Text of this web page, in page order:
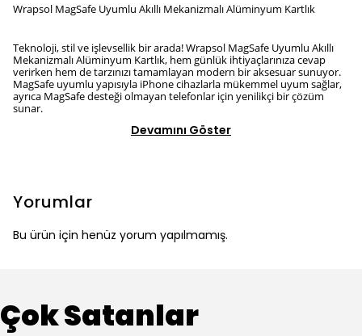
Wrapsol MagSafe Uyumlu Akıllı Mekanizmalı Alüminyum Kartlık
Teknoloji, stil ve işlevsellik bir arada! Wrapsol MagSafe Uyumlu Akıllı
Mekanizmalı Alüminyum Kartlık, hem günlük ihtiyaçlarınıza cevap
verirken hem de tarzınızı tamamlayan modern bir aksesuar sunuyor.
MagSafe uyumlu yapısıyla iPhone cihazlarla mükemmel uyum sağlar,
ayrıca MagSafe desteği olmayan telefonlar için yenilikçi bir çözüm
sunar.
Devamını Göster
Yorumlar
Bu ürün için henüz yorum yapılmamış.
Çok Satanlar